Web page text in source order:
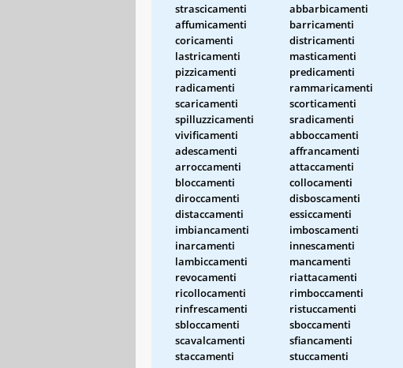
strascicamenti abbarbicamenti
affumicamenti
barricamenti
coricamenti
districamenti
lastricamenti
masticamenti
pizzicamenti
predicamenti
radicamenti
rammaricamenti
scaricamenti
scorticamenti
spilluzzicamenti
sradicamenti
vivificamenti
abboccamenti
adescamenti
affrancamenti
arroccamenti
attaccamenti
bloccamenti
collocamenti
diroccamenti
disboscamenti
distaccamenti
essiccamenti
imbiancamenti
imboscamenti
inarcamenti
innescamenti
lambiccamenti
mancamenti
revocamenti
riattacamenti
ricollocamenti
rimboccamenti
rinfrescamenti
ristuccamenti
sbloccamenti
sboccamenti
scavalcamenti
sfiancamenti
staccamenti
stuccamenti